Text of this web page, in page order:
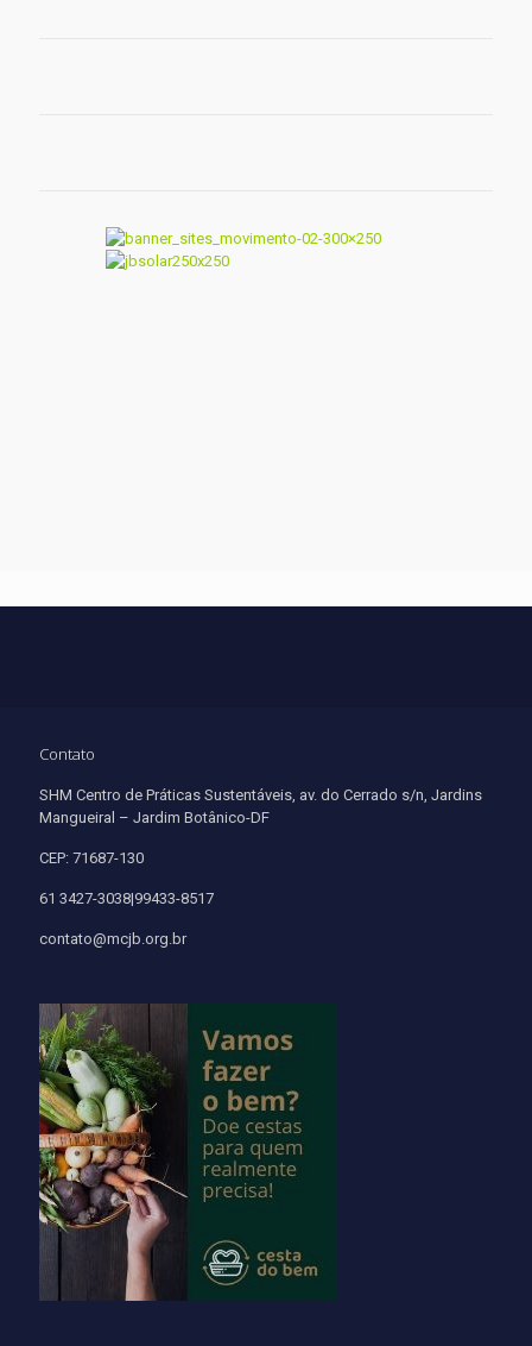
Contato
SHM Centro de Práticas Sustentáveis, av. do Cerrado s/n, Jardins
Mangueiral – Jardim Botânico-DF
CEP: 71687-130
61 3427-3038|99433-8517
contato@mcjb.org.br